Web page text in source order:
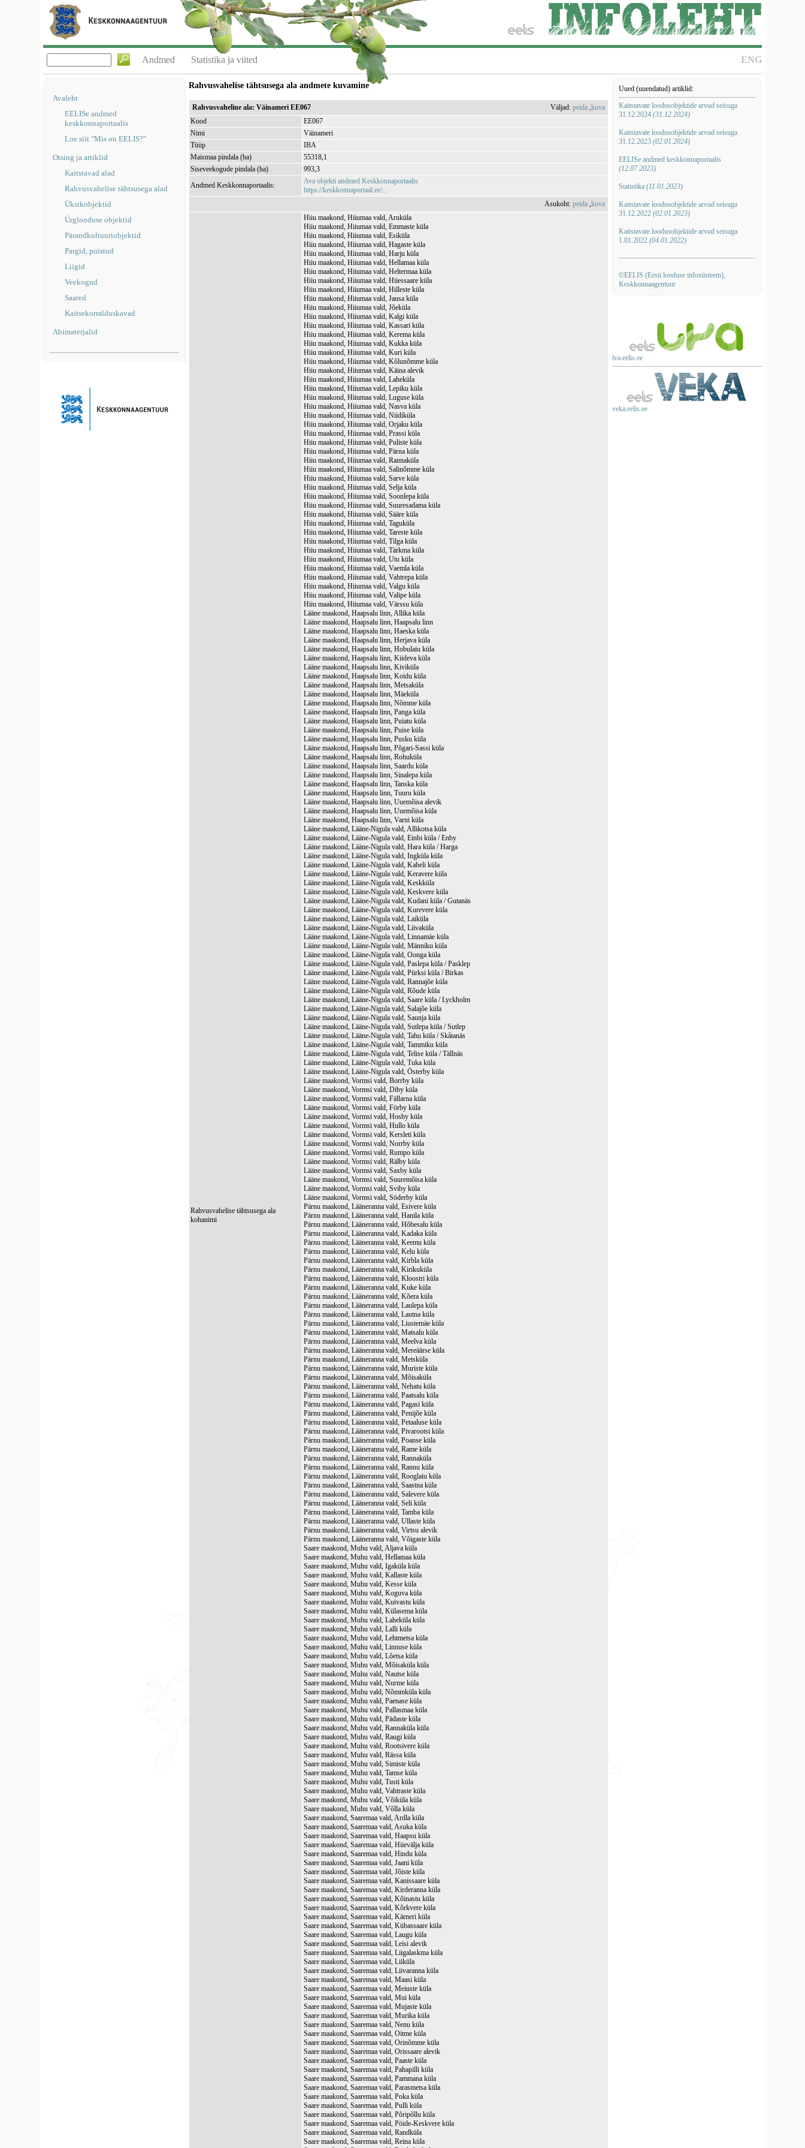
ENG
Andmed Statistika ja viited
Avaleht
EELISe andmed
keskkonnaportaalis
Loe siit "Mis on EELIS?"
Otsing ja artiklid
Kaitstavad alad
Rahvusvahelise tähtsusega alad
Üksikobjektid
Ürglooduse objektid
Pärandkultuuriobjektid
Pargid, puistud
Liigid
Veekogud
Saared
Kaitsekorralduskavad
Abimaterjalid
Uued (uuendatud) artiklid:
Kaitstavate loodusobjektide arvud seisuga
31.12.2024 (31.12.2024)
Kaitstavate loodusobjektide arvud seisuga
31.12.2023 (02.01.2024)
EELISe andmed keskkonnaportaalis
(12.07.2023)
Statistika (11.01.2023)
Kaitstavate loodusobjektide arvud seisuga
31.12.2022 (02.01.2023)
Kaitstavate loodusobjektide arvud seisuga
1.01.2022 (04.01.2022)
©EELIS (Eesti looduse infosüsteem),
Keskkonnaagentuur
lva.eelis.ee
veka.eelis.ee
Rahvusvahelise tähtsusega ala andmete kuvamine
Rahvusvaheline ala: Väinameri EE067 Väljad:peida ,kuva
Kood
EE067
Nimi
Väinameri
Tüüp
IBA
Maismaa pindala (ha)
55318,1
Siseveekogude pindala (ha)
993,3
Andmed Keskkonnaportaalis:
Ava objekti andmed Keskkonnaportaalis
https://keskkonnaportaal.ee/...
Asukoht:peida ,kuva
Rahvusvahelise tähtsusega ala
kohanimi
Hiiu maakond, Hiiumaa vald, Aruküla
Hiiu maakond, Hiiumaa vald, Emmaste küla
Hiiu maakond, Hiiumaa vald, Esiküla
Hiiu maakond, Hiiumaa vald, Hagaste küla
Hiiu maakond, Hiiumaa vald, Harju küla
Hiiu maakond, Hiiumaa vald, Hellamaa küla
Hiiu maakond, Hiiumaa vald, Heltermaa küla
Hiiu maakond, Hiiumaa vald, Hiiessaare küla
Hiiu maakond, Hiiumaa vald, Hilleste küla
Hiiu maakond, Hiiumaa vald, Jausa küla
Hiiu maakond, Hiiumaa vald, Jõeküla
Hiiu maakond, Hiiumaa vald, Kalgi küla
Hiiu maakond, Hiiumaa vald, Kassari küla
Hiiu maakond, Hiiumaa vald, Kerema küla
Hiiu maakond, Hiiumaa vald, Kukka küla
Hiiu maakond, Hiiumaa vald, Kuri küla
Hiiu maakond, Hiiumaa vald, Kõlunõmme küla
Hiiu maakond, Hiiumaa vald, Käina alevik
Hiiu maakond, Hiiumaa vald, Laheküla
Hiiu maakond, Hiiumaa vald, Lepiku küla
Hiiu maakond, Hiiumaa vald, Luguse küla
Hiiu maakond, Hiiumaa vald, Nasva küla
Hiiu maakond, Hiiumaa vald, Niidiküla
Hiiu maakond, Hiiumaa vald, Orjaku küla
Hiiu maakond, Hiiumaa vald, Prassi küla
Hiiu maakond, Hiiumaa vald, Puliste küla
Hiiu maakond, Hiiumaa vald, Pärna küla
Hiiu maakond, Hiiumaa vald, Rannaküla
Hiiu maakond, Hiiumaa vald, Salinõmme küla
Hiiu maakond, Hiiumaa vald, Sarve küla
Hiiu maakond, Hiiumaa vald, Selja küla
Hiiu maakond, Hiiumaa vald, Soonlepa küla
Hiiu maakond, Hiiumaa vald, Suuresadama küla
Hiiu maakond, Hiiumaa vald, Sääre küla
Hiiu maakond, Hiiumaa vald, Taguküla
Hiiu maakond, Hiiumaa vald, Tareste küla
Hiiu maakond, Hiiumaa vald, Tilga küla
Hiiu maakond, Hiiumaa vald, Tärkma küla
Hiiu maakond, Hiiumaa vald, Utu küla
Hiiu maakond, Hiiumaa vald, Vaemla küla
Hiiu maakond, Hiiumaa vald, Vahtrepa küla
Hiiu maakond, Hiiumaa vald, Valgu küla
Hiiu maakond, Hiiumaa vald, Valipe küla
Hiiu maakond, Hiiumaa vald, Värssu küla
Lääne maakond, Haapsalu linn, Allika küla
Lääne maakond, Haapsalu linn, Haapsalu linn
Lääne maakond, Haapsalu linn, Haeska küla
Lääne maakond, Haapsalu linn, Herjava küla
Lääne maakond, Haapsalu linn, Hobulaiu küla
Lääne maakond, Haapsalu linn, Kiideva küla
Lääne maakond, Haapsalu linn, Kiviküla
Lääne maakond, Haapsalu linn, Koidu küla
Lääne maakond, Haapsalu linn, Metsaküla
Lääne maakond, Haapsalu linn, Mäeküla
Lääne maakond, Haapsalu linn, Nõmme küla
Lääne maakond, Haapsalu linn, Panga küla
Lääne maakond, Haapsalu linn, Puiatu küla
Lääne maakond, Haapsalu linn, Puise küla
Lääne maakond, Haapsalu linn, Pusku küla
Lääne maakond, Haapsalu linn, Põgari-Sassi küla
Lääne maakond, Haapsalu linn, Rohuküla
Lääne maakond, Haapsalu linn, Saardu küla
Lääne maakond, Haapsalu linn, Sinalepa küla
Lääne maakond, Haapsalu linn, Tanska küla
Lääne maakond, Haapsalu linn, Tuuru küla
Lääne maakond, Haapsalu linn, Uuemõisa alevik
Lääne maakond, Haapsalu linn, Uuemõisa küla
Lääne maakond, Haapsalu linn, Varni küla
Lääne maakond, Lääne-Nigula vald, Allikotsa küla
Lääne maakond, Lääne-Nigula vald, Einbi küla / Enby
Lääne maakond, Lääne-Nigula vald, Hara küla / Harga
Lääne maakond, Lääne-Nigula vald, Ingküla küla
Lääne maakond, Lääne-Nigula vald, Kabeli küla
Lääne maakond, Lääne-Nigula vald, Keravere küla
Lääne maakond, Lääne-Nigula vald, Keskküla
Lääne maakond, Lääne-Nigula vald, Keskvere küla
Lääne maakond, Lääne-Nigula vald, Kudani küla / Gutanäs
Lääne maakond, Lääne-Nigula vald, Kurevere küla
Lääne maakond, Lääne-Nigula vald, Laiküla
Lääne maakond, Lääne-Nigula vald, Liivaküla
Lääne maakond, Lääne-Nigula vald, Linnamäe küla
Lääne maakond, Lääne-Nigula vald, Männiku küla
Lääne maakond, Lääne-Nigula vald, Oonga küla
Lääne maakond, Lääne-Nigula vald, Paslepa küla / Pasklep
Lääne maakond, Lääne-Nigula vald, Pürksi küla / Birkas
Lääne maakond, Lääne-Nigula vald, Rannajõe küla
Lääne maakond, Lääne-Nigula vald, Rõude küla
Lääne maakond, Lääne-Nigula vald, Saare küla / Lyckholm
Lääne maakond, Lääne-Nigula vald, Salajõe küla
Lääne maakond, Lääne-Nigula vald, Saunja küla
Lääne maakond, Lääne-Nigula vald, Sutlepa küla / Sutlep
Lääne maakond, Lääne-Nigula vald, Tahu küla / Skåtanäs
Lääne maakond, Lääne-Nigula vald, Tammiku küla
Lääne maakond, Lääne-Nigula vald, Telise küla / Tällnäs
Lääne maakond, Lääne-Nigula vald, Tuka küla
Lääne maakond, Lääne-Nigula vald, Österby küla
Lääne maakond, Vormsi vald, Borrby küla
Lääne maakond, Vormsi vald, Diby küla
Lääne maakond, Vormsi vald, Fällarna küla
Lääne maakond, Vormsi vald, Förby küla
Lääne maakond, Vormsi vald, Hosby küla
Lääne maakond, Vormsi vald, Hullo küla
Lääne maakond, Vormsi vald, Kersleti küla
Lääne maakond, Vormsi vald, Norrby küla
Lääne maakond, Vormsi vald, Rumpo küla
Lääne maakond, Vormsi vald, Rälby küla
Lääne maakond, Vormsi vald, Saxby küla
Lääne maakond, Vormsi vald, Suuremõisa küla
Lääne maakond, Vormsi vald, Sviby küla
Lääne maakond, Vormsi vald, Söderby küla
Pärnu maakond, Lääneranna vald, Esivere küla
Pärnu maakond, Lääneranna vald, Hanila küla
Pärnu maakond, Lääneranna vald, Hõbesalu küla
Pärnu maakond, Lääneranna vald, Kadaka küla
Pärnu maakond, Lääneranna vald, Keemu küla
Pärnu maakond, Lääneranna vald, Kelu küla
Pärnu maakond, Lääneranna vald, Kirbla küla
Pärnu maakond, Lääneranna vald, Kirikuküla
Pärnu maakond, Lääneranna vald, Kloostri küla
Pärnu maakond, Lääneranna vald, Kuke küla
Pärnu maakond, Lääneranna vald, Kõera küla
Pärnu maakond, Lääneranna vald, Laulepa küla
Pärnu maakond, Lääneranna vald, Lautna küla
Pärnu maakond, Lääneranna vald, Liustemäe küla
Pärnu maakond, Lääneranna vald, Matsalu küla
Pärnu maakond, Lääneranna vald, Meelva küla
Pärnu maakond, Lääneranna vald, Mereäärse küla
Pärnu maakond, Lääneranna vald, Metsküla
Pärnu maakond, Lääneranna vald, Muriste küla
Pärnu maakond, Lääneranna vald, Mõisaküla
Pärnu maakond, Lääneranna vald, Nehatu küla
Pärnu maakond, Lääneranna vald, Paatsalu küla
Pärnu maakond, Lääneranna vald, Pagasi küla
Pärnu maakond, Lääneranna vald, Penijõe küla
Pärnu maakond, Lääneranna vald, Petaaluse küla
Pärnu maakond, Lääneranna vald, Pivarootsi küla
Pärnu maakond, Lääneranna vald, Poanse küla
Pärnu maakond, Lääneranna vald, Rame küla
Pärnu maakond, Lääneranna vald, Rannaküla
Pärnu maakond, Lääneranna vald, Rannu küla
Pärnu maakond, Lääneranna vald, Rooglaiu küla
Pärnu maakond, Lääneranna vald, Saastna küla
Pärnu maakond, Lääneranna vald, Salevere küla
Pärnu maakond, Lääneranna vald, Seli küla
Pärnu maakond, Lääneranna vald, Tamba küla
Pärnu maakond, Lääneranna vald, Ullaste küla
Pärnu maakond, Lääneranna vald, Virtsu alevik
Pärnu maakond, Lääneranna vald, Võigaste küla
Saare maakond, Muhu vald, Aljava küla
Saare maakond, Muhu vald, Hellamaa küla
Saare maakond, Muhu vald, Igaküla küla
Saare maakond, Muhu vald, Kallaste küla
Saare maakond, Muhu vald, Kesse küla
Saare maakond, Muhu vald, Koguva küla
Saare maakond, Muhu vald, Kuivastu küla
Saare maakond, Muhu vald, Külasema küla
Saare maakond, Muhu vald, Laheküla küla
Saare maakond, Muhu vald, Lalli küla
Saare maakond, Muhu vald, Lehtmetsa küla
Saare maakond, Muhu vald, Linnuse küla
Saare maakond, Muhu vald, Lõetsa küla
Saare maakond, Muhu vald, Mõisaküla küla
Saare maakond, Muhu vald, Nautse küla
Saare maakond, Muhu vald, Nurme küla
Saare maakond, Muhu vald, Nõmmküla küla
Saare maakond, Muhu vald, Paenase küla
Saare maakond, Muhu vald, Pallasmaa küla
Saare maakond, Muhu vald, Pädaste küla
Saare maakond, Muhu vald, Rannaküla küla
Saare maakond, Muhu vald, Raugi küla
Saare maakond, Muhu vald, Rootsivere küla
Saare maakond, Muhu vald, Rässa küla
Saare maakond, Muhu vald, Simiste küla
Saare maakond, Muhu vald, Tamse küla
Saare maakond, Muhu vald, Tusti küla
Saare maakond, Muhu vald, Vahtraste küla
Saare maakond, Muhu vald, Võiküla küla
Saare maakond, Muhu vald, Võlla küla
Saare maakond, Saaremaa vald, Ardla küla
Saare maakond, Saaremaa vald, Asuka küla
Saare maakond, Saaremaa vald, Haapsu küla
Saare maakond, Saaremaa vald, Hiievälja küla
Saare maakond, Saaremaa vald, Hindu küla
Saare maakond, Saaremaa vald, Jaani küla
Saare maakond, Saaremaa vald, Jõiste küla
Saare maakond, Saaremaa vald, Kanissaare küla
Saare maakond, Saaremaa vald, Kirderanna küla
Saare maakond, Saaremaa vald, Kõinastu küla
Saare maakond, Saaremaa vald, Kõrkvere küla
Saare maakond, Saaremaa vald, Kärneri küla
Saare maakond, Saaremaa vald, Kübassaare küla
Saare maakond, Saaremaa vald, Laugu küla
Saare maakond, Saaremaa vald, Leisi alevik
Saare maakond, Saaremaa vald, Liigalaskma küla
Saare maakond, Saaremaa vald, Liiküla
Saare maakond, Saaremaa vald, Liivaranna küla
Saare maakond, Saaremaa vald, Maasi küla
Saare maakond, Saaremaa vald, Meiuste küla
Saare maakond, Saaremaa vald, Mui küla
Saare maakond, Saaremaa vald, Mujaste küla
Saare maakond, Saaremaa vald, Murika küla
Saare maakond, Saaremaa vald, Nenu küla
Saare maakond, Saaremaa vald, Oitme küla
Saare maakond, Saaremaa vald, Orinõmme küla
Saare maakond, Saaremaa vald, Orissaare alevik
Saare maakond, Saaremaa vald, Paaste küla
Saare maakond, Saaremaa vald, Pahapilli küla
Saare maakond, Saaremaa vald, Pammana küla
Saare maakond, Saaremaa vald, Parasmetsa küla
Saare maakond, Saaremaa vald, Poka küla
Saare maakond, Saaremaa vald, Pulli küla
Saare maakond, Saaremaa vald, Põripõllu küla
Saare maakond, Saaremaa vald, Pöide-Keskvere küla
Saare maakond, Saaremaa vald, Randküla
Saare maakond, Saaremaa vald, Reina küla